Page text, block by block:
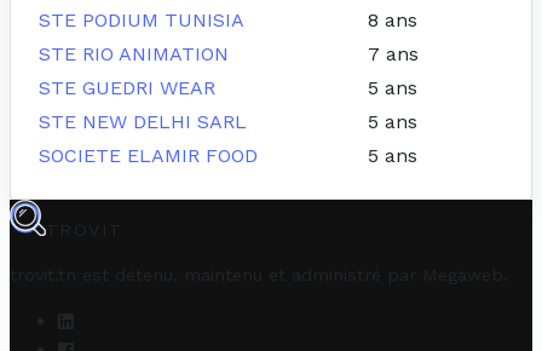
STE PODIUM TUNISIA
8 ans
STE RIO ANIMATION
7 ans
STE GUEDRI WEAR
5 ans
STE NEW DELHI SARL
5 ans
SOCIETE ELAMIR FOOD
5 ans
TROVIT
trovit.tn est détenu, maintenu et administré par Megaweb